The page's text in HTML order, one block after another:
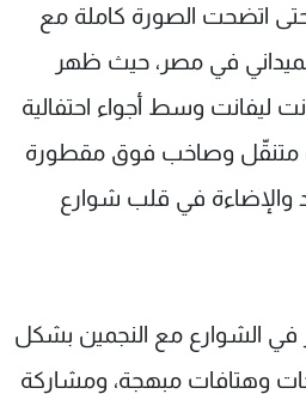
اتضحت الصورة كاملة مع
في مصر، حيث ظهر
ليفانت وسط أجواء احتفالية
متنقّل وصاخب فوق مقطورة
والإضاءة في قلب شوارع
في الشوارع مع النجمين بشكل
وهتافات مبهجة، ومشاركة